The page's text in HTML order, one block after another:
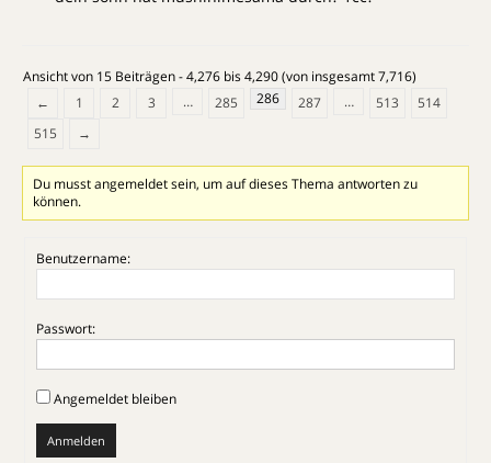
Ansicht von 15 Beiträgen - 4,276 bis 4,290 (von insgesamt 7,716)
←
1 2 3 … 285 286 287 … 513
514
515
→
Du musst angemeldet sein, um auf dieses Thema antworten zu
können.
Benutzername:
Passwort:
Angemeldet bleiben
Anmelden